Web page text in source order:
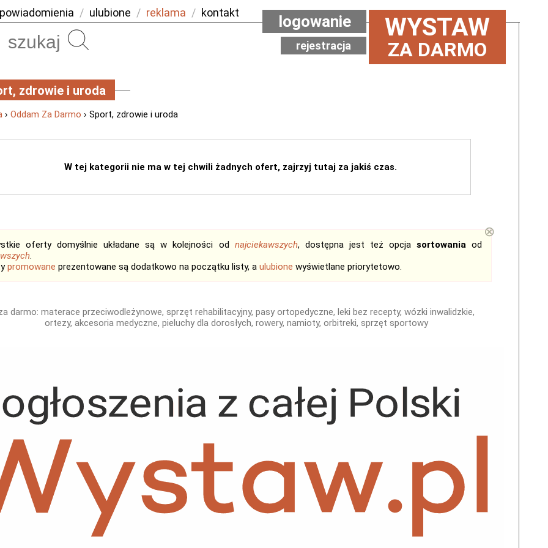
powiadomienia / ulubione / reklama / kontakt WYSTAW
ZA DARMO
logowanie
rejestracja
zdrowie i uroda
› Oddam Za Darmo › Sport, zdrowie i uroda
W tej kategorii nie ma w tej chwili żadnych ofert, zajrzyj tutaj za jakiś czas.
oferty domyślnie układane są w kolejności od najciekawszych, dostępna jest też opcja sortowaniaod
.
promowane prezentowane są dodatkowo na początku listy, a ulubione wyświetlane priorytetowo.
⊗
darmo: materace przeciwodleżynowe, sprzęt rehabilitacyjny, pasy ortopedyczne, leki bez recepty, wózki inwalidzkie,
ortezy, akcesoria medyczne, pieluchy dla dorosłych, rowery, namioty, orbitreki, sprzęt sportowy